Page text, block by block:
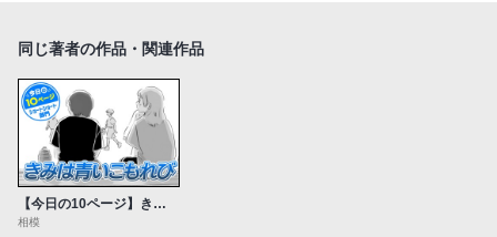
同じ著者の作品・関連作品
【今日の10ページ】きみは青いこもれび
相模